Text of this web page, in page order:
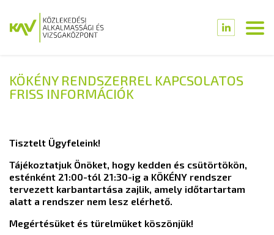
KÖKÉNY RENDSZERREL KAPCSOLATOS
FRISS INFORMÁCIÓK
Tisztelt Ügyfeleink!
Tájékoztatjuk Önöket, hogy kedden és csütörtökön,
esténként 21:00-tól 21:30-ig a KÖKÉNY rendszer
tervezett karbantartása zajlik, amely időtartartam
alatt a rendszer nem lesz elérhető.
Megértésüket és türelmüket köszönjük!